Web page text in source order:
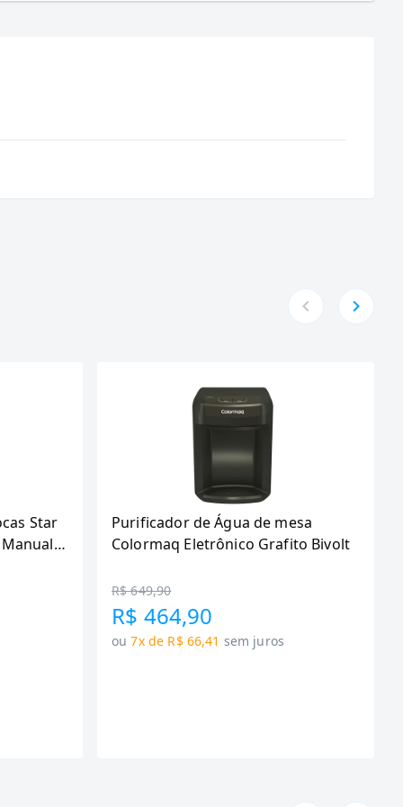
Star
Purificador de Água de mesa
Colormaq Eletrônico Grafito Bivolt
R$ 649,90
R$ 464,90
ou 7x de R$ 66,41 sem juros